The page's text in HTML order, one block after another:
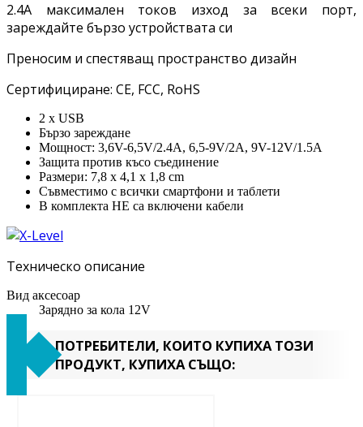
2.4A максимален токов изход за всеки порт,
зареждайте бързо устройствата си
Преносим и спестяващ пространство дизайн
Сертифициране: CE, FCC, RoHS
2 x USB
Бързо зареждане
Мощност: 3,6V-6,5V/2.4A, 6,5-9V/2A, 9V-12V/1.5A
Защита против късо съединение
Размери: 7,8 x 4,1 x 1,8 cm
Съвместимо с всички смартфони и таблети
В комплекта НЕ са включени кабели
Техническо описание
Вид аксесоар
Зарядно за кола 12V
ПОТРЕБИТЕЛИ, КОИТО КУПИХА ТОЗИ
ПРОДУКТ, КУПИХА СЪЩО: